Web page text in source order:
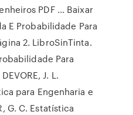
PDF ... Baixar
E Probabilidade Para
2. LibroSinTinta.
Para
J. L.
para Engenharia e
G. C. Estatística